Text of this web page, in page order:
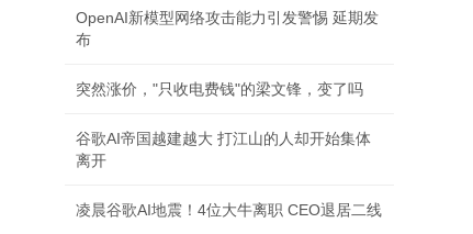
OpenAI新模型网络攻击能力引发警惕 延期发
布
突然涨价，"只收电费钱"的梁文锋，变了吗
谷歌AI帝国越建越大 打江山的人却开始集体
离开
凌晨谷歌AI地震！4位大牛离职 CEO退居二线